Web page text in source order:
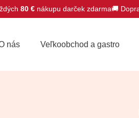
80 € nákupu darček zdarma🚚
nás Veľkoobchod a gastro